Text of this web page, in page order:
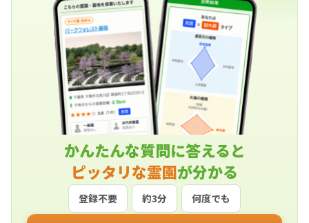
かんたんな質問に答えると
ピッタリな霊園が分かる
登録不要 約3分 何度でも